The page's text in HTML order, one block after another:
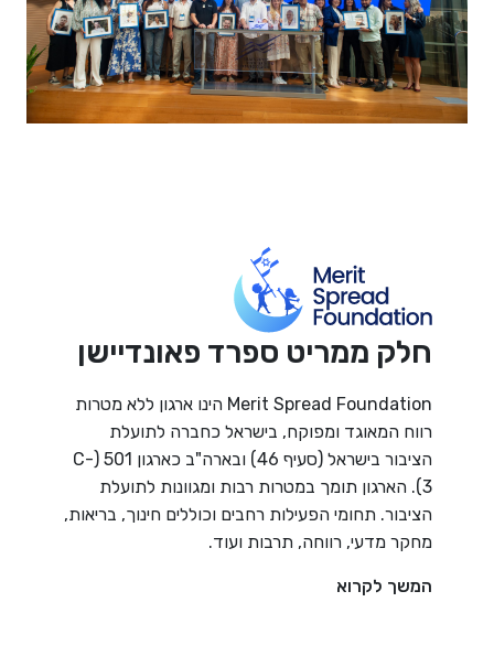
חלק ממריט ספרד פאונדיישן
Merit Spread Foundation הינו ארגון ללא מטרות
רווח המאוגד ומפוקח, בישראל כחברה לתועלת
הציבור בישראל (סעיף 46) ובארה"ב כארגון 501 (C-
3). הארגון תומך במטרות רבות ומגוונות לתועלת
הציבור. תחומי הפעילות רחבים וכוללים חינוך, בריאות,
מחקר מדעי, רווחה, תרבות ועוד.
המשך לקרוא